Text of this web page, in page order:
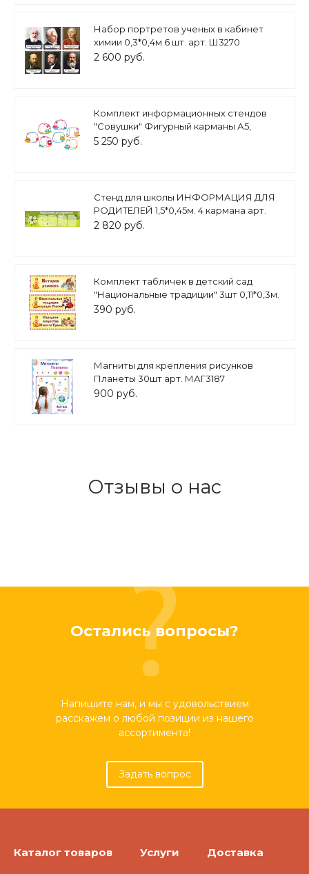
Набор портретов ученых в кабинет
химии 0,3*0,4м 6 шт. арт. Ш3270
2 600 руб.
Комплект информационных стендов
"Совушки" Фигурный карманы А5,
43*33см. 7 шт. ДС1327
5 250 руб.
Стенд для школы ИНФОРМАЦИЯ ДЛЯ
РОДИТЕЛЕЙ 1,5*0,45м. 4 кармана арт.
1734
2 820 руб.
Комплект табличек в детский сад
"Национальные традиции" 3шт 0,11*0,3м.
арт.ТАБ789
390 руб.
Магниты для крепления рисунков
Планеты 30шт арт. МАГ3187
900 руб.
Отзывы о нас
Остались вопросы?
Напишите нам, и мы с удовольствием
расскажем о любой позиции из нашего
ассортимента!
Задать вопрос
Каталог товаров Услуги Доставка